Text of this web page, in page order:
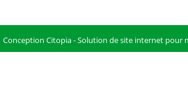
Conception Citopia-Solution de site internet pour